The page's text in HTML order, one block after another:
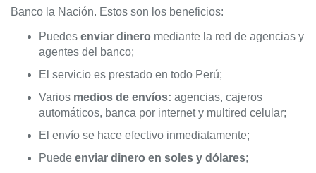
Banco la Nación. Estos son los beneficios:
Puedes enviar dinero mediante la red de agencias y
agentes del banco;
El servicio es prestado en todo Perú;
Varios medios de envíos: agencias, cajeros
automáticos, banca por internet y multired celular;
El envío se hace efectivo inmediatamente;
Puede enviar dinero en soles y dólares;